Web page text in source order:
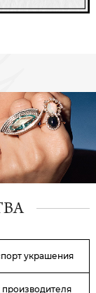
украшения